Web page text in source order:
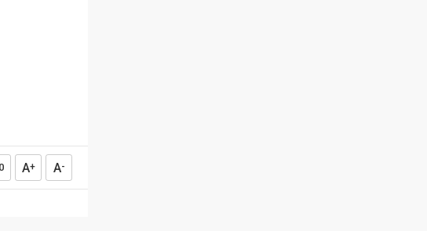
0 A+ A-